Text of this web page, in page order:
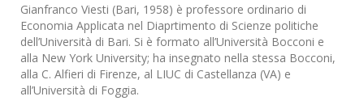
Gianfranco Viesti (Bari, 1958) è professore ordinario di
Economia Applicata nel Diaprtimento di Scienze politiche
dell’Università di Bari. Si è formato all’Università Bocconi e
alla New York University; ha insegnato nella stessa Bocconi,
alla C. Alfieri di Firenze, al LIUC di Castellanza (VA) e
all’Università di Foggia.